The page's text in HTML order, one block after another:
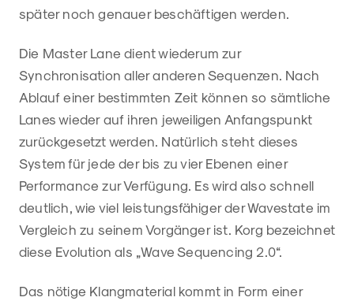
später noch genauer beschäftigen werden.
Die Master Lane dient wiederum zur
Synchronisation aller anderen Sequenzen. Nach
Ablauf einer bestimmten Zeit können so sämtliche
Lanes wieder auf ihren jeweiligen Anfangspunkt
zurückgesetzt werden. Natürlich steht dieses
System für jede der bis zu vier Ebenen einer
Performance zur Verfügung. Es wird also schnell
deutlich, wie viel leistungsfähiger der Wavestate im
Vergleich zu seinem Vorgänger ist. Korg bezeichnet
diese Evolution als „Wave Sequencing 2.0“.
Das nötige Klangmaterial kommt in Form einer